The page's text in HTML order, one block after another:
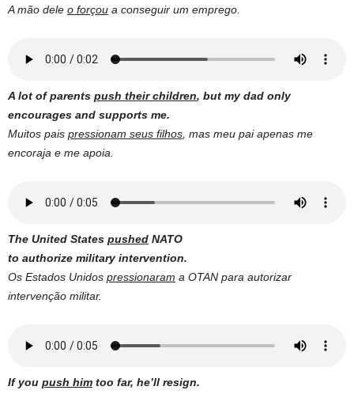
A mão dele o forçou a conseguir um emprego.
A lot of parents push their children, but my dad only
encourages and supports me.
Muitos pais pressionam seus filhos , mas meu pai apenas me
encoraja e me apoia.
The United States pushed NATO
to authorize military intervention.
Os Estados Unidos pressionaram a OTAN para autorizar
intervenção militar.
If you push him too far, he’ll resign.